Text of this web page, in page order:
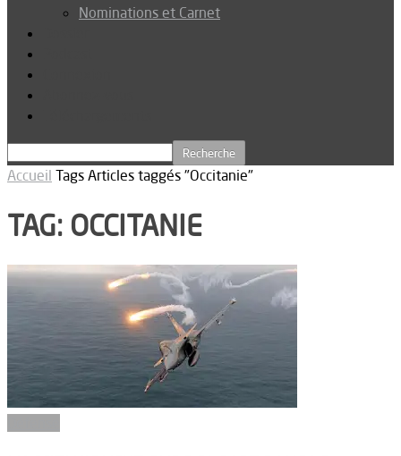
Nominations et Carnet
Accueil Tags Articles taggés "Occitanie"
TAG: OCCITANIE